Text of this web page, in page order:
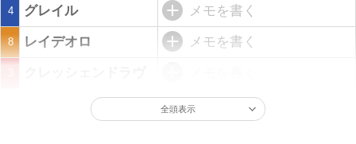
4 グレイル メモを書く
8 レイデオロ メモを書く
全頭表示